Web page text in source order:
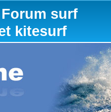
surf
kitesurf